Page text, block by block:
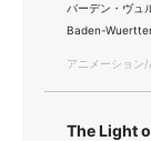
バーデン・ヴュ
Baden-
アニメーション
The Light